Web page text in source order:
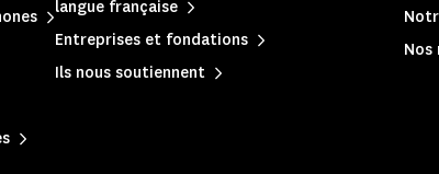
langue française
Entreprises et fondations
Ils nous soutiennent
Nos